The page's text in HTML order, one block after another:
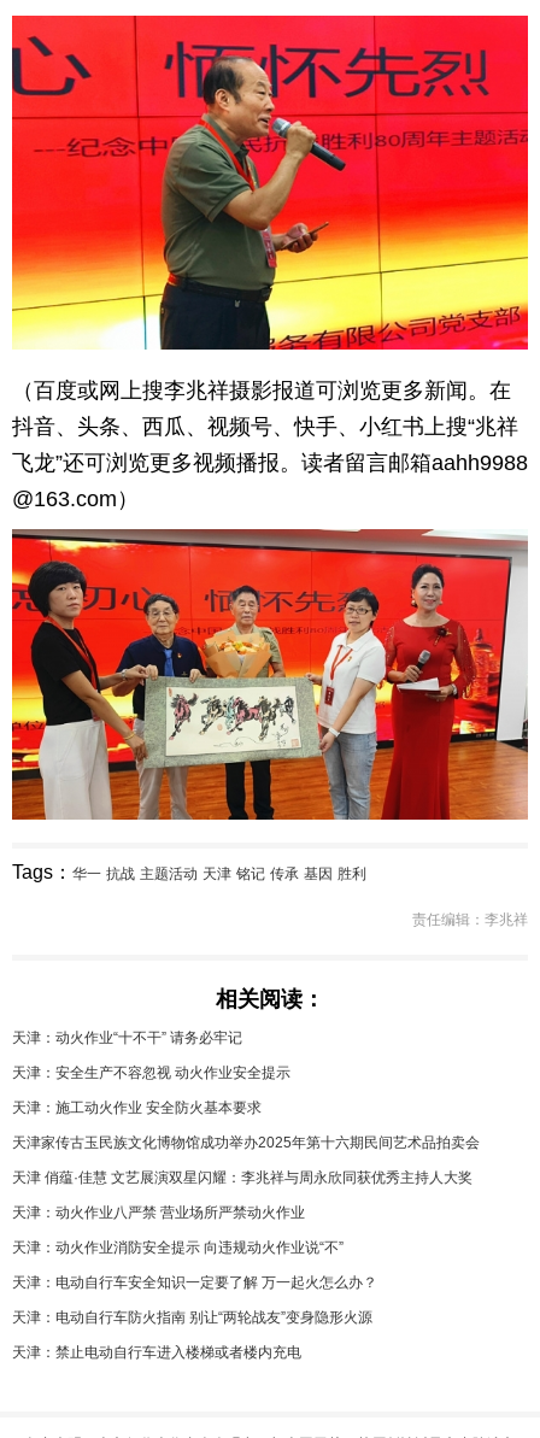
（百度或网上搜李兆祥摄影报道可浏览更多新闻。在
抖音、头条、西瓜、视频号、快手、小红书上搜“兆祥
飞龙”还可浏览更多视频播报。读者留言邮箱aahh9988
@163.com）
Tags： 华一 抗战 主题活动 天津 铭记 传承 基因 胜利
责任编辑：李兆祥
相关阅读：
天津：动火作业“十不干” 请务必牢记
天津：安全生产不容忽视 动火作业安全提示
天津：施工动火作业 安全防火基本要求
天津家传古玉民族文化博物馆成功举办2025年第十六期民间艺术品拍卖会
天津 俏蕴·佳慧 文艺展演双星闪耀：李兆祥与周永欣同获优秀主持人大奖
天津：动火作业八严禁 营业场所严禁动火作业
天津：动火作业消防安全提示 向违规动火作业说“不”
天津：电动自行车安全知识一定要了解 万一起火怎么办？
天津：电动自行车防火指南 别让“两轮战友”变身隐形火源
天津：禁止电动自行车进入楼梯或者楼内充电